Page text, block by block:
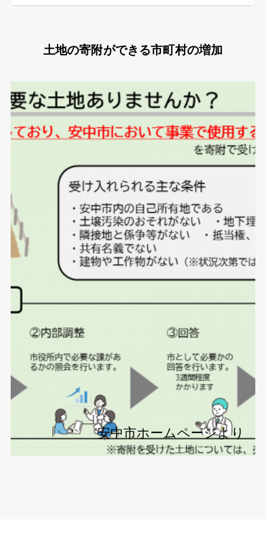
土地の寄附ができる市町村の増加
安中市ホームページより